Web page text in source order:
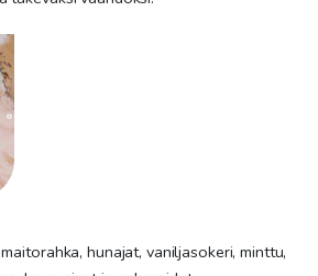
hunajat, vaniljasokeri, minttu,